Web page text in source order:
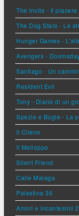
The Invite - Il piacere
The Dog Stars - Le
Hunger Games -
Avengers -
Santiago - Un
Resident Evil
Tony - Diario di un
Spezie e Bugie - La
Il Cileno
Il Malloppo
Silent Friend
Calle Malaga
Palestina 36
Amori e Incantesimi 2